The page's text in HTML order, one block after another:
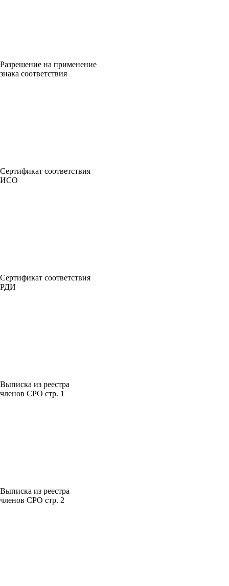
Разрешение на применение
знака соответствия
Сертификат соответствия
ИСО
Сертификат соответствия
РДИ
Выписка из реестра
членов СРО стр. 1
Выписка из реестра
членов СРО стр. 2